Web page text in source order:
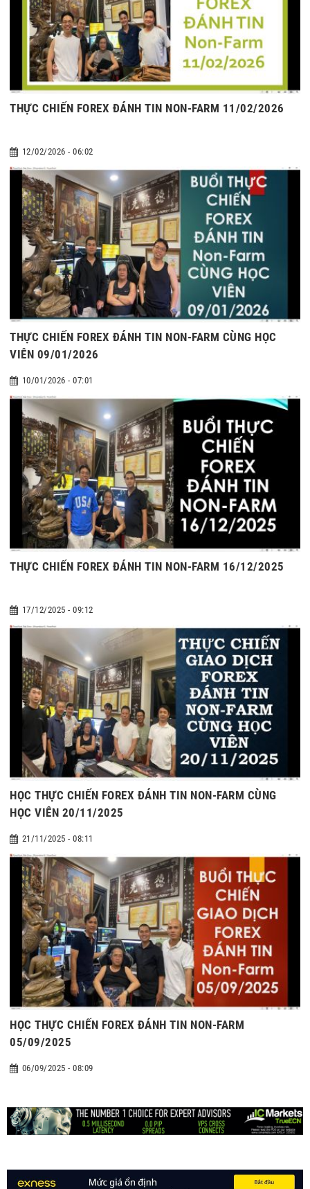
THỰC CHIẾN FOREX ĐÁNH TIN NON-FARM 11/02/2026
12/02/2026 - 06:02
THỰC CHIẾN FOREX ĐÁNH TIN NON-FARM CÙNG HỌC
VIÊN 09/01/2026
10/01/2026 - 07:01
THỰC CHIẾN FOREX ĐÁNH TIN NON-FARM 16/12/2025
17/12/2025 - 09:12
HỌC THỰC CHIẾN FOREX ĐÁNH TIN NON-FARM CÙNG
HỌC VIÊN 20/11/2025
21/11/2025 - 08:11
HỌC THỰC CHIẾN FOREX ĐÁNH TIN NON-FARM
05/09/2025
06/09/2025 - 08:09